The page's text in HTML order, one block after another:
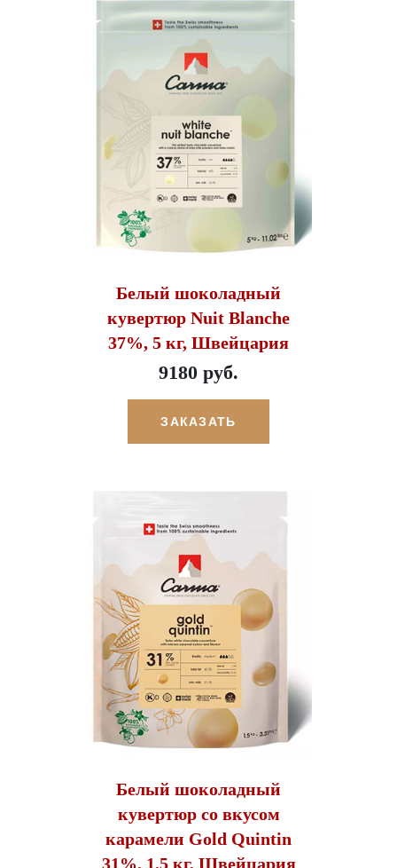
Белый шоколадный
кувертюр Nuit Blanche
37%, 5 кг, Швейцария
9180 руб.
ЗАКАЗАТЬ
Белый шоколадный
кувертюр со вкусом
карамели Gold Quintin
31%, 1,5 кг, Швейцария